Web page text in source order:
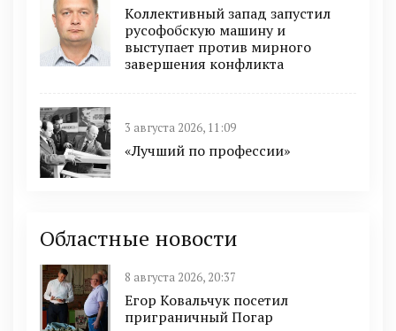
Коллективный запад запустил
русофобскую машину и
выступает против мирного
завершения конфликта
3 августа 2026, 11:09
«Лучший по профессии»
Областные новости
8 августа 2026, 20:37
Егор Ковальчук посетил
приграничный Погар